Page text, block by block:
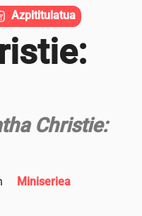
Christie:
Miniseriea
Azpititulatua